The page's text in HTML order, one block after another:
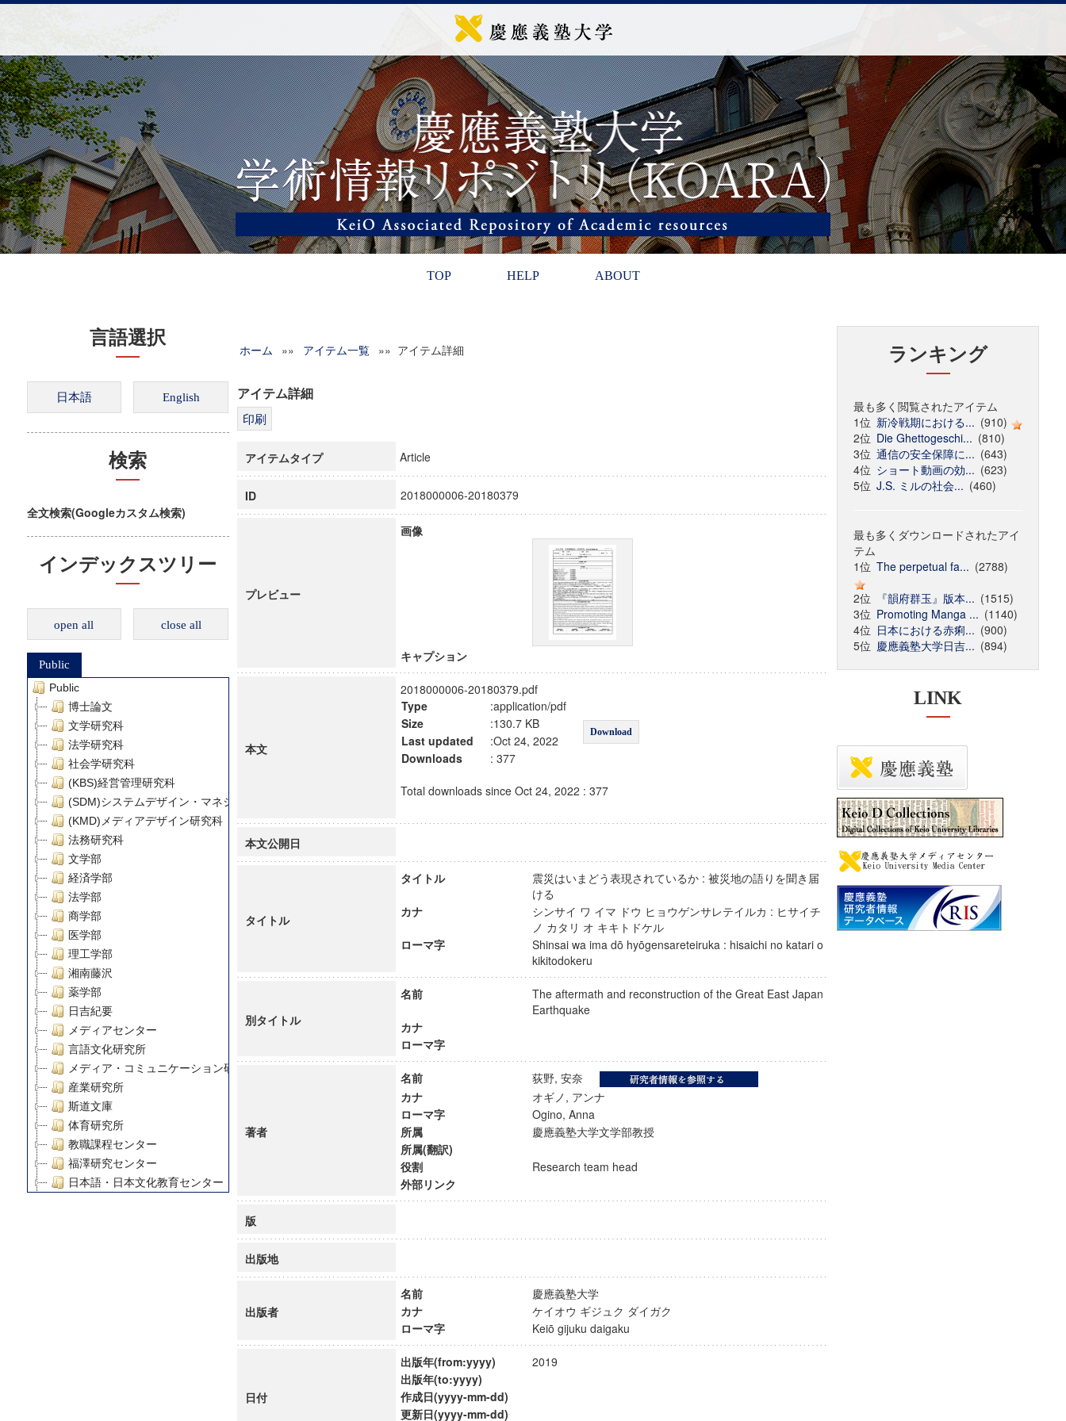
TOP HELP ABOUT
言語選択
検索
全文検索(Googleカスタム検索)
インデックスツリー
open all close all
Public
Public
博士論文
文学研究科
法学研究科
社会学研究科
(KBS)経営管理研究科
(SDM)システムデザイン・マネジメント研究科
(KMD)メディアデザイン研究科
法務研究科
文学部
経済学部
法学部
商学部
医学部
理工学部
湘南藤沢
薬学部
日吉紀要
メディアセンター
言語文化研究所
メディア・コミュニケーション研究所
産業研究所
斯道文庫
体育研究所
教職課程センター
福澤研究センター
日本語・日本文化教育センター
デジタルメディア・コンテンツ統合研究センター
グローバルリサーチインスティテュート
慶應義塾大学グローバルCOEプログラム市民社会ガバナンス教育研究センター
博士課程教育リーディングプログラム「超成熟社会発展のサイエンス」
ホーム »» アイテム一覧 »» アイテム詳細
アイテム詳細
アイテムタイプ Article
ID 2018000006-20180379
プレビュー
画像
キャプション
本文
2018000006-20180379.pdf
Type
:application/pdf
Download
Size
:130.7 KB
Last updated
:Oct 24, 2022
Downloads
: 377
Total downloads since Oct 24, 2022 : 377
本文公開日
タイトル
タイトル
震災はいまどう表現されているか : 被災地の語りを聞き届
ける
カナ
シンサイ ワ イマ ドウ ヒョウゲンサレテイルカ : ヒサイチ
ノ カタリ オ キキトドケル
ローマ字
Shinsai wa ima dō hyōgensareteiruka : hisaichi no katari o
kikitodokeru
別タイトル
名前
The aftermath and reconstruction of the Great East Japan
Earthquake
カナ
ローマ字
著者
名前
荻野, 安奈
カナ
オギノ, アンナ
ローマ字
Ogino, Anna
所属
慶應義塾大学文学部教授
所属(翻訳)
役割
Research team head
外部リンク
版
出版地
出版者
名前
慶應義塾大学
カナ
ケイオウ ギジュク ダイガク
ローマ字
Keiō gijuku daigaku
日付
出版年(from:yyyy)
2019
出版年(to:yyyy)
作成日(yyyy-mm-dd)
更新日(yyyy-mm-dd)
ランキング
最も多く閲覧されたアイテム
1位 新冷戦期における... (910)
2位 Die Ghettogeschi... (810)
3位 通信の安全保障に... (643)
4位 ショート動画の効... (623)
5位 J.S. ミルの社会... (460)
最も多くダウンロードされたアイ
テム
1位 The perpetual fa... (2788)
2位
『韻府群玉』版本... (1515)
3位 Promoting Manga ... (1140)
4位 日本における赤痢... (900)
5位 慶應義塾大学日吉... (894)
LINK